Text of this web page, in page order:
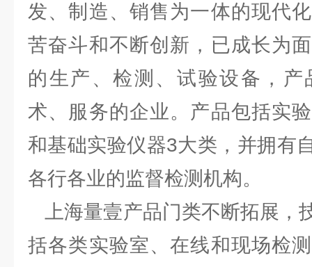
发、制造、销售为一体的现代
苦奋斗和不断创新，已成长为
的生产、检测、试验设备，
术、服务的企业。产品包括实
和基础实验仪器3大类，并拥有
各行各业的监督检测机构。
上海量壹产品门类不断拓展，
括各类实验室、在线和现场检